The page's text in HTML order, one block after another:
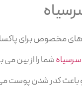
های مخصوص برای
شما را از بین می
باعث کدر شدن پوست